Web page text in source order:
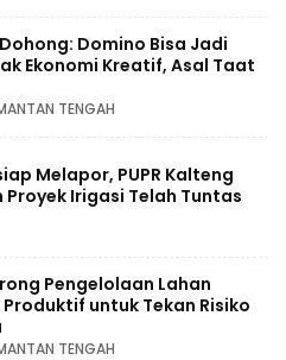
Domino Bisa Jadi
Ekonomi Kreatif, Asal Taat
TENGAH
Melapor, PUPR Kalteng
Proyek Irigasi Telah Tuntas
Pengelolaan Lahan
untuk Tekan Risiko
TENGAH